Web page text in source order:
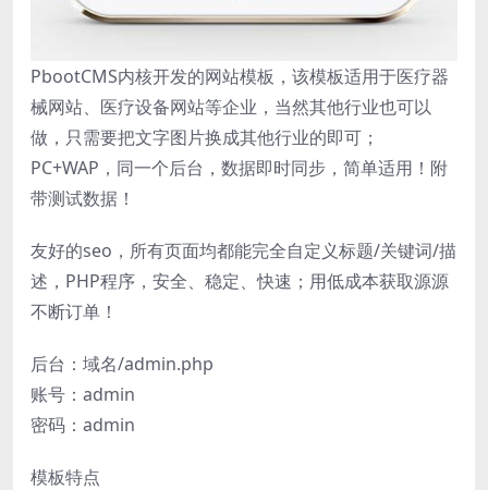
PbootCMS内核开发的网站模板，该模板适用于医疗器
械网站、医疗设备网站等企业，当然其他行业也可以
做，只需要把文字图片换成其他行业的即可；
PC+WAP，同一个后台，数据即时同步，简单适用！附
带测试数据！
友好的seo，所有页面均都能完全自定义标题/关键词/描
述，PHP程序，安全、稳定、快速；用低成本获取源源
不断订单！
后台：域名/admin.php
账号：admin
密码：admin
模板特点